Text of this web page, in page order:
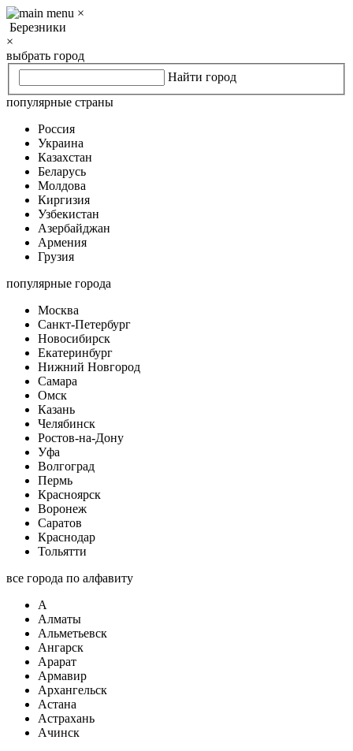
×
Березники
×
выбрать город
Найти город
популярные страны
Россия
Украина
Казахстан
Беларусь
Молдова
Киргизия
Узбекистан
Азербайджан
Армения
Грузия
популярные города
Москва
Санкт-Петербург
Новосибирск
Екатеринбург
Нижний Новгород
Самара
Омск
Казань
Челябинск
Ростов-на-Дону
Уфа
Волгоград
Пермь
Красноярск
Воронеж
Саратов
Краснодар
Тольятти
все города по алфавиту
А
Алматы
Альметьевск
Ангарск
Арарат
Армавир
Архангельск
Астана
Астрахань
Ачинск